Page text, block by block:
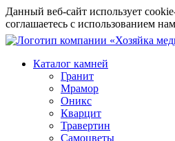
Данный веб-сайт использует
соглашаетесь с использованием
Каталог камней
Гранит
Мрамор
Оникс
Кварцит
Травертин
Самоцветы